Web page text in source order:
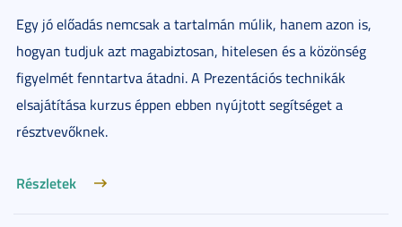
Egy jó előadás nemcsak a tartalmán múlik, hanem azon is,
hogyan tudjuk azt magabiztosan, hitelesen és a közönség
figyelmét fenntartva átadni. A Prezentációs technikák
elsajátítása kurzus éppen ebben nyújtott segítséget a
résztvevőknek.
Részletek